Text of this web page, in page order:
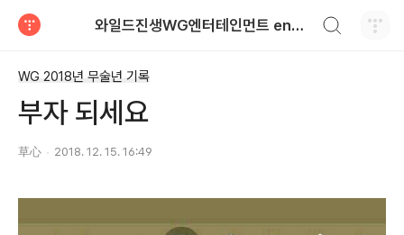
와일드진생WG엔터테인먼트 entertainment
WG 2018년 무술년 기록
부자 되세요
草心 2018. 12. 15. 16:49